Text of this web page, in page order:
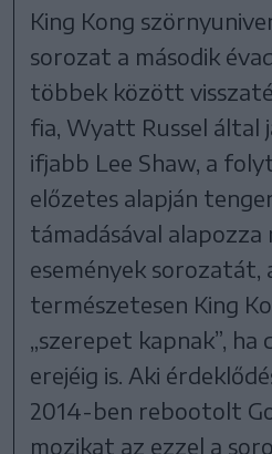
King Kong
sorozat a második
többek között
fia, Wyatt Russel által
ifjabb Lee Shaw, a
előzetes alapján
támadásával alapozza
események sorozatát,
természetesen King
„szerepet kapnak”, ha
erejéig is. Aki
2014-ben rebootolt
mozikat az ezzel a